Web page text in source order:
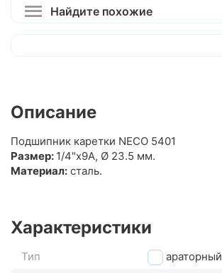
Найдите похожие
Описание
Подшипник каретки NECO 5401
Размер: 1/4"x9A, Ø 23.5 мм.
Материал: сталь.
Характеристики
Тип
сепараторный